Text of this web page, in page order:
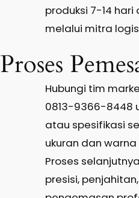
produksi 7-14
melalui mitra
Proses
Hubungi tim
0813-9366-8448
atau spesifikasi
ukuran dan
Proses
presisi,